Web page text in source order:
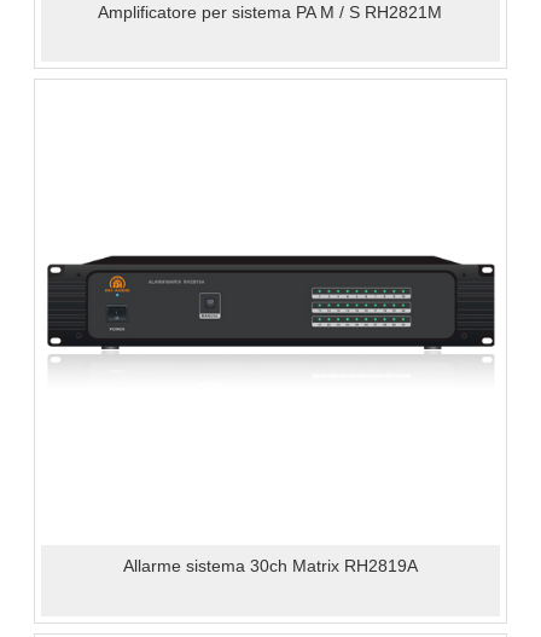
Amplificatore per sistema PA M / S RH2821M
Allarme sistema 30ch Matrix RH2819A